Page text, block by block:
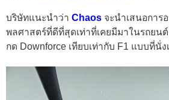
บริษัทแนะนำว่า Chaos จะนำเสนอการ
พลศาสตร์ที่ดีที่สุดเท่าที่เคยมีมาในรถยน
กด Downforce เทียบเท่ากับ F1 แบบที่นั่ง